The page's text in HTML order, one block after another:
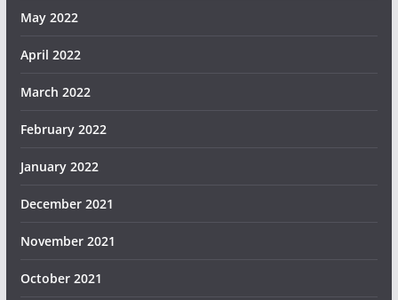
May 2022
April 2022
March 2022
February 2022
January 2022
December 2021
November 2021
October 2021